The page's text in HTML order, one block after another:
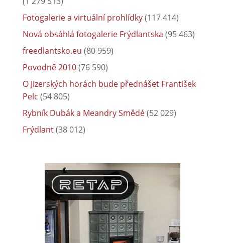
Fotogalerie a virtuální prohlídky(117 414)
Nová obsáhlá fotogalerie Frýdlantska (95 463)
freedlantsko.eu (80 959)
Povodně 2010(76 590)
O Jizerských horách bude přednášet František
Pelc (54 805)
Rybník Dubák a Meandry Smědé(52 029)
Frýdlant(38 012)